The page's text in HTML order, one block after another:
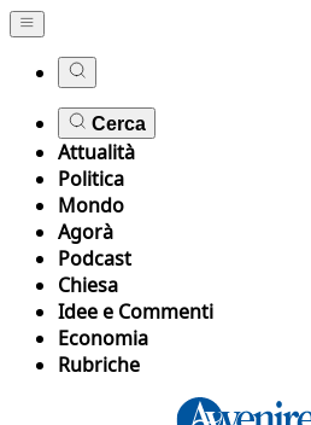
Cerca
Attualità
Politica
Mondo
Agorà
Podcast
Chiesa
Idee e Commenti
Economia
Rubriche